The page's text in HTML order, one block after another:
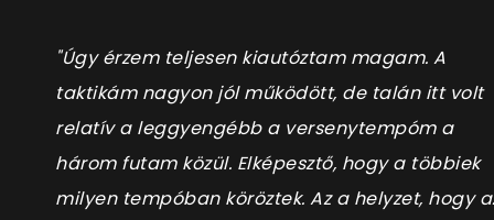
"Úgy érzem teljesen kiautóztam magam. A
taktikám nagyon jól működött, de talán itt volt
relatív a leggyengébb a versenytempóm a
három futam közül. Elképesztő, hogy a többiek
milyen tempóban köröztek. Az a helyzet, hogy